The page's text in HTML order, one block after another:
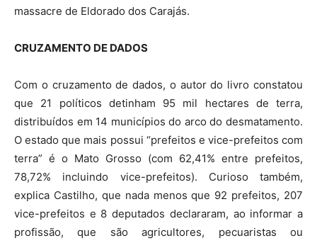
massacre de Eldorado dos Carajás.
CRUZAMENTO DE DADOS
Com o cruzamento de dados, o autor do livro constatou
que 21 políticos detinham 95 mil hectares de terra,
distribuídos em 14 municípios do arco do desmatamento.
O estado que mais possui “prefeitos e vice-prefeitos com
terra” é o Mato Grosso (com 62,41% entre prefeitos,
78,72% incluindo vice-prefeitos). Curioso também,
explica Castilho, que nada menos que 92 prefeitos, 207
vice-prefeitos e 8 deputados declararam, ao informar a
profissão, que são agricultores, pecuaristas ou